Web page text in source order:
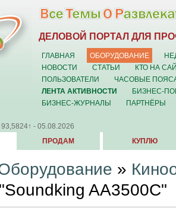
ДЕЛОВОЙ ПОРТАЛ ДЛЯ
ГЛАВНАЯ ОБОРУДОВАНИЕ
НОВОСТИ
СТАТЬИ
КТО НА
ПОЛЬЗОВАТЕЛИ
ЧАСОВЫЕ
ЛЕНТА АКТИВНОСТИ
БИЗНЕС-
БИЗНЕС-ЖУРНАЛЫ
ПАРТНЁРЫ
93,5824↑ - 05.08.2026
ПРОДАМ КУПЛЮ
»
AA3500C"